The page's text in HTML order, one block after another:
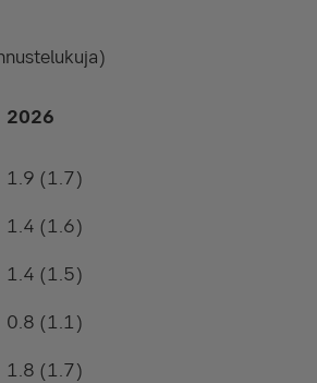
2026
1.9 (1.7)
1.4 (1.6)
1.4 (1.5)
0.8 (1.1)
1.8 (1.7)